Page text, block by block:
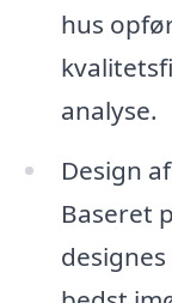
hus
analyse.
Design
Baseret